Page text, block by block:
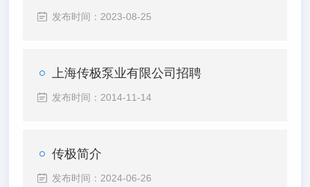
发布时间：2023-08-25
上海传极泵业有限公司招聘
发布时间：2014-11-14
传极简介
发布时间：2024-06-26